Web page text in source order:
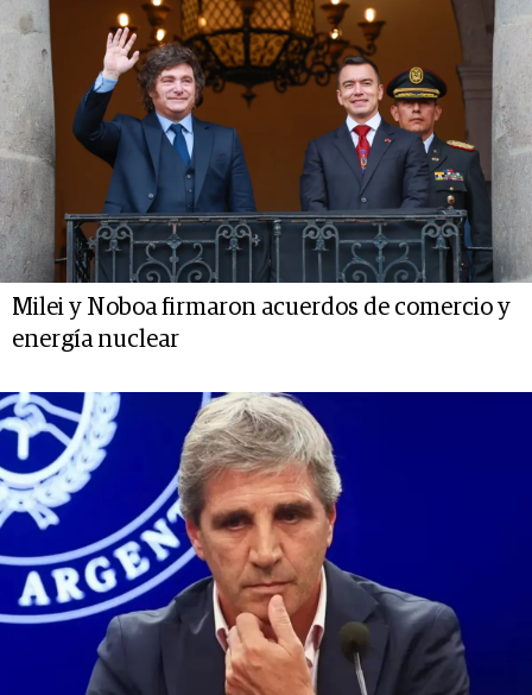
Milei y Noboa firmaron acuerdos de comercio y
energía nuclear